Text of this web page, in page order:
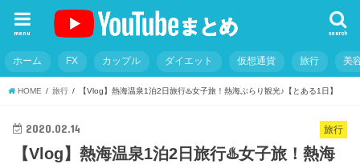
search
menu
ホーム FX カップル ダイエット 仮想通貨 旅行 美
HOME 旅行 【Vlog】熱海温泉1泊2日旅行♨️女子旅！熱海ぶらり観光♪【とある1日】
旅行
2020.02.14
【Vlog】熱海温泉1泊2日旅行♨️女子旅！熱海